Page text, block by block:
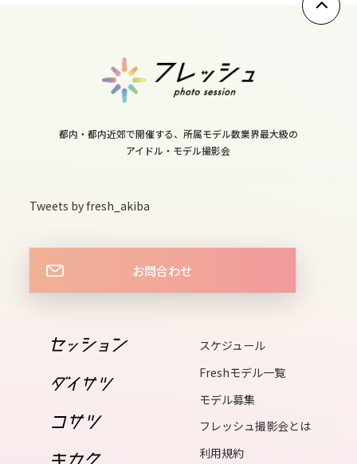
wed
thu
15
fri
sun
18
mon
都内・都内近郊で開催する、所属モデル数業界最大級の
アイドル・モデル撮影会
Tweets by fresh_akiba
お問合わせ
スケジュール
Freshモデル一覧
モデル募集
フレッシュ撮影会とは
利用規約